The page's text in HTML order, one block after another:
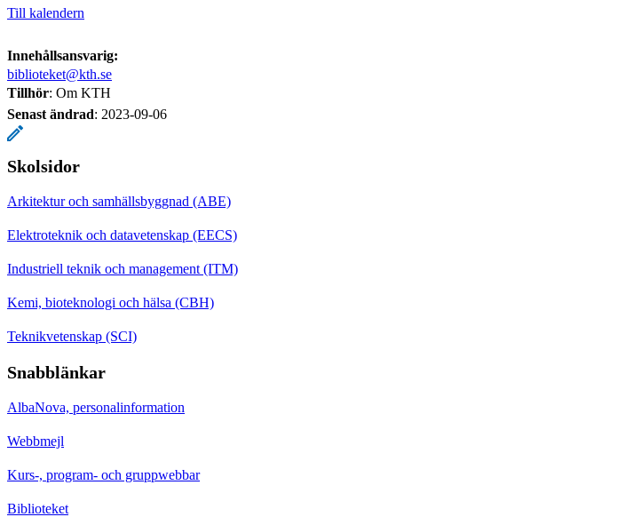
Till kalendern
Innehållsansvarig:
biblioteket@kth.se
Tillhör: Om KTH
Senast ändrad: 2023-09-06
Skolsidor
Arkitektur och samhällsbyggnad (ABE)
Elektroteknik och datavetenskap (EECS)
Industriell teknik och management (ITM)
Kemi, bioteknologi och hälsa (CBH)
Teknikvetenskap (SCI)
Snabblänkar
AlbaNova, personalinformation
Webbmejl
Kurs-, program- och gruppwebbar
Biblioteket